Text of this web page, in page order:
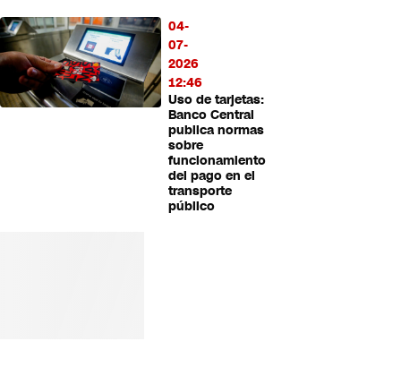
04-
07-
2026
12:46
Uso de tarjetas:
Banco Central
publica normas
sobre
funcionamiento
del pago en el
transporte
público